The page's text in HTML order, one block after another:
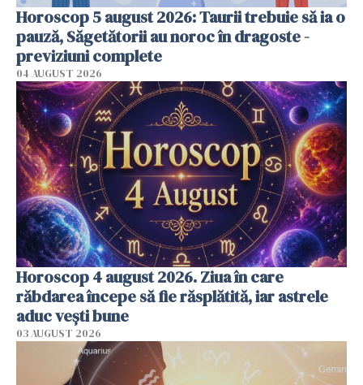
Horoscop 5 august 2026: Taurii trebuie să ia o
pauză, Săgetătorii au noroc în dragoste -
previziuni complete
04 AUGUST 2026
Horoscop 4 august 2026. Ziua în care
răbdarea începe să fie răsplătită, iar astrele
aduc vești bune
03 AUGUST 2026